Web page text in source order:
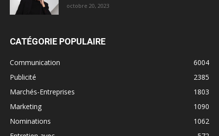
octobre 20, 2023
CATÉGORIE POPULAIRE
Communication
6004
Publicité
2385
Marchés-Entreprises
1803
Marketing
1090
Nominations
1062